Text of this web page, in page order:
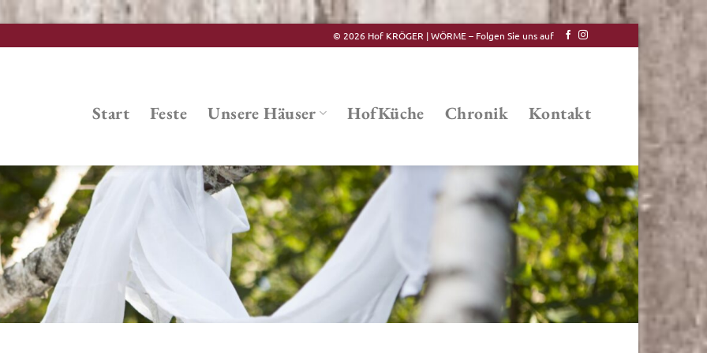
© 2026 Hof KRÖGER | WÖRME – Folgen Sie uns auf
Start Feste Unsere Häuser HofKüche Chronik Kontakt